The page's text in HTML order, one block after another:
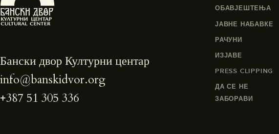
Бански двор Културни центар
info@banskidvor.org
+387 51 305 336
ОБАВЈЕШТЕЊА
ЈАВНЕ НАБАВКЕ
РАЧУНИ
ИЗЈАВЕ
PRESS CLIPPING
ДА СЕ НЕ
ЗАБОРАВИ